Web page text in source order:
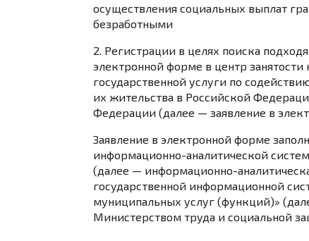
осуществления социальных выплат
безработными
2. Регистрации в целях поиска
электронной форме в центр
государственной услуги по
их жительства в Российской
Федерации (далее — заявление в
Заявление в электронной форме
информационно-аналитической
(далее — информационно-
государственной информационной
муниципальных услуг (функций)»
Министерством труда и социальной